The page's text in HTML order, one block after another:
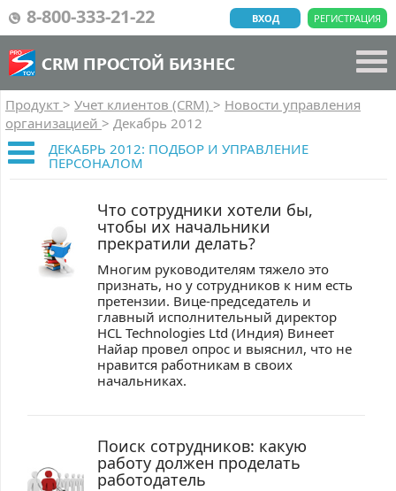
8-800-333-21-22 РЕГИСТРАЦИЯ
ВХОД
CRM ПРОСТОЙ БИЗНЕС
Продукт > Учет клиентов (CRM) > Новости управления
организацией > Декабрь 2012
ДЕКАБРЬ 2012: ПОДБОР И УПРАВЛЕНИЕ
ПЕРСОНАЛОМ
Что сотрудники хотели бы,
чтобы их начальники
прекратили делать?
Многим руководителям тяжело это
признать, но у сотрудников к ним есть
претензии. Вице-председатель и
главный исполнительный директор
HCL Technologies Ltd (Индия) Винеет
Найар провел опрос и выяснил, что не
нравится работникам в своих
начальниках.
Поиск сотрудников: какую
работу должен проделать
работодатель